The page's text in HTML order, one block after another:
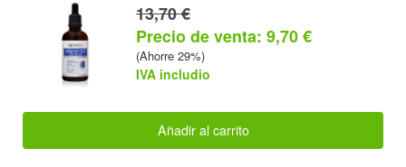
13,70 €
Precio de venta: 9,70 €
(Ahorre 29%)
IVA includio
Añadir al carrito